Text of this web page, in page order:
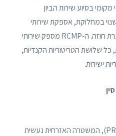
מקומי בסיוע שירות הביון
ושנוי במחלוקת, אספקת שירותי
משטרה מחוזיים ועירוניים במסגרת חוזה. ה-RCMP מספק שירותי
שלושת הטריטוריות הקנדיות,
ברפובליקה העממית של סין (PRC), המשטרה האזרחית נעשית